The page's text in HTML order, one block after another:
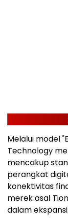
Melalui model
Technology
mencakup
perangkat
konektivitas
merek asal
dalam